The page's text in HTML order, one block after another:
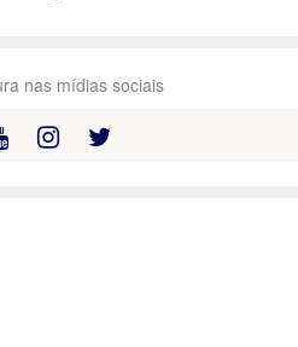
nas mídias sociais